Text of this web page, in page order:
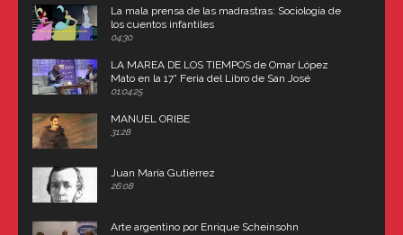
La mala prensa de las madrastras: Sociología de
los cuentos infantiles
04:30
LA MAREA DE LOS TIEMPOS de Omar López
Mato en la 17° Feria del Libro de San José
(Uruguay)
01:04:25
MANUEL ORIBE
31:28
Juan María Gutiérrez
26:08
Arte argentino por Enrique Scheinsohn